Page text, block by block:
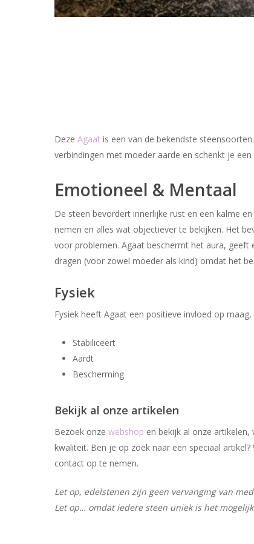
Deze Agaat is een van de bekendste
verbindingen met moeder aarde en schenkt je
Emotioneel & Mentaal
De steen bevordert innerlijke rust en een kalme
nemen en alles wat objectiever te bekijken. Het
voor problemen. Agaat beschermt het aura, geeft
dragen (voor zowel moeder als kind) omdat het
Fysiek
Fysiek heeft Agaat een positieve invloed op
Stabiliceert
Aardt
Bescherming
Bekijk al onze artikelen
Bezoek onze webshop en bekijk al onze
kwaliteit. Ben je op zoek naar een speciaal
contact op te nemen.
Let op, edelstenen zijn geen vervanging van
Let op… omdat iedere steen uniek is het